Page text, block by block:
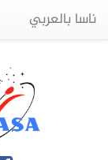
ناسا بالعربي